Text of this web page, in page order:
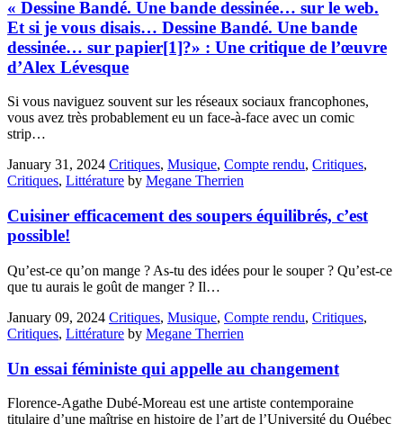
« Dessine Bandé. Une bande dessinée… sur le web.
Et si je vous disais… Dessine Bandé. Une bande
dessinée… sur papier[1]?» : Une critique de l’œuvre
d’Alex Lévesque
Si vous naviguez souvent sur les réseaux sociaux francophones,
vous avez très probablement eu un face-à-face avec un comic
strip…
January 31, 2024 Critiques, Musique, Compte rendu, Critiques,
Critiques, Littérature by Megane Therrien
Cuisiner efficacement des soupers équilibrés, c’est
possible!
Qu’est-ce qu’on mange ? As-tu des idées pour le souper ? Qu’est-ce
que tu aurais le goût de manger ? Il…
January 09, 2024 Critiques, Musique, Compte rendu, Critiques,
Critiques, Littérature by Megane Therrien
Un essai féministe qui appelle au changement
Florence-Agathe Dubé-Moreau est une artiste contemporaine
titulaire d’une maîtrise en histoire de l’art de l’Université du Québec